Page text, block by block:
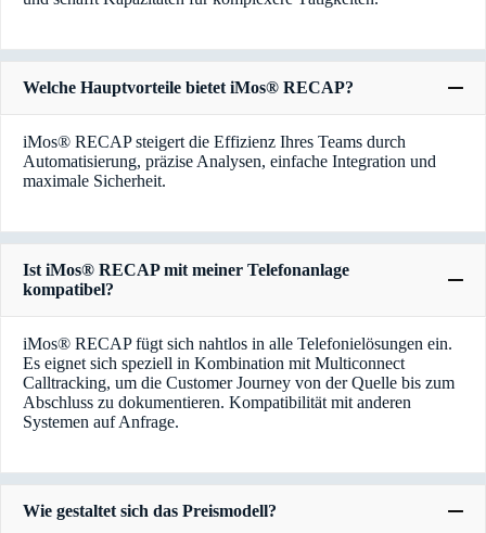
Welche Hauptvorteile bietet iMos® RECAP?
iMos® RECAP steigert die Effizienz Ihres Teams durch
Automatisierung, präzise Analysen, einfache Integration und
maximale Sicherheit.
Ist iMos® RECAP mit meiner Telefonanlage
kompatibel?
iMos® RECAP fügt sich nahtlos in alle Telefonielösungen ein.
Es eignet sich speziell in Kombination mit Multiconnect
Calltracking, um die Customer Journey von der Quelle bis zum
Abschluss zu dokumentieren. Kompatibilität mit anderen
Systemen auf Anfrage.
Wie gestaltet sich das Preismodell?